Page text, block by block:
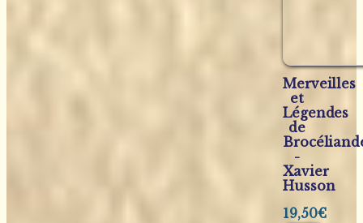
Merveilles
et
Légendes
de
-
Xavier
Husson
19,50€